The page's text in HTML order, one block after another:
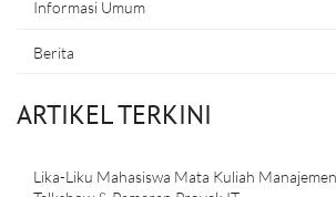
Informasi Umum
Berita
ARTIKEL TERKINI
Lika-Liku Mahasiswa Mata Kuliah